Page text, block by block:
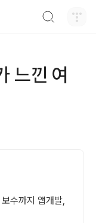
느낀 여
수까지 앱개발,